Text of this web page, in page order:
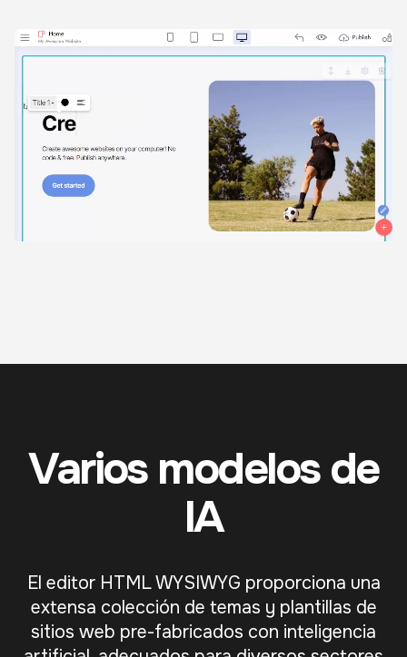
Varios modelos de
IA
El editor HTML WYSIWYG proporciona una
extensa colección de temas y plantillas de
sitios web pre-fabricados con inteligencia